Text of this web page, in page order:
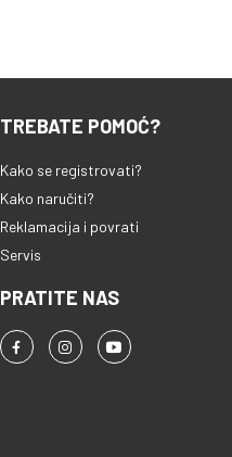
TREBATE POMOĆ?
Kako se registrovati?
Kako naručiti?
Reklamacija i povrati
Servis
PRATITE NAS